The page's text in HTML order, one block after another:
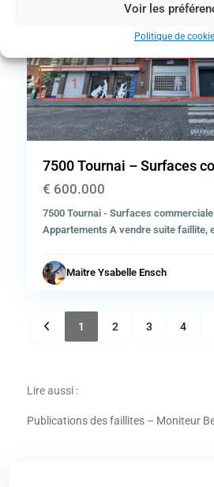
Voir les
Politique de
Previous
7500 Tournai – Surfaces
€ 600.000
7500 Tournai - Surfaces
Appartements A vendre suite faillite,
Maitre Ysabelle Ensch
1 2 3 4
Lire aussi :
Publications des faillites – Moniteur